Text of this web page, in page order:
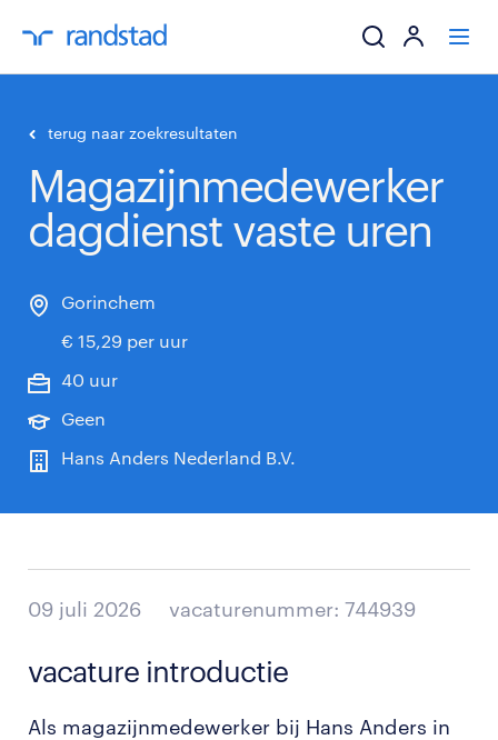
werkgevers
mijn carrière
terug naar zoekresultaten
Magazijnmedewerker
dagdienst vaste uren
Gorinchem
€ 15,29 per uur
40 uur
Geen
Hans Anders Nederland B.V.
09 juli 2026 vacaturenummer: 744939
vacature introductie
Als magazijnmedewerker bij Hans Anders in